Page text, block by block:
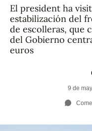
El president ha
estabilización del
de escolleras, que
del Gobierno
euros
9 de